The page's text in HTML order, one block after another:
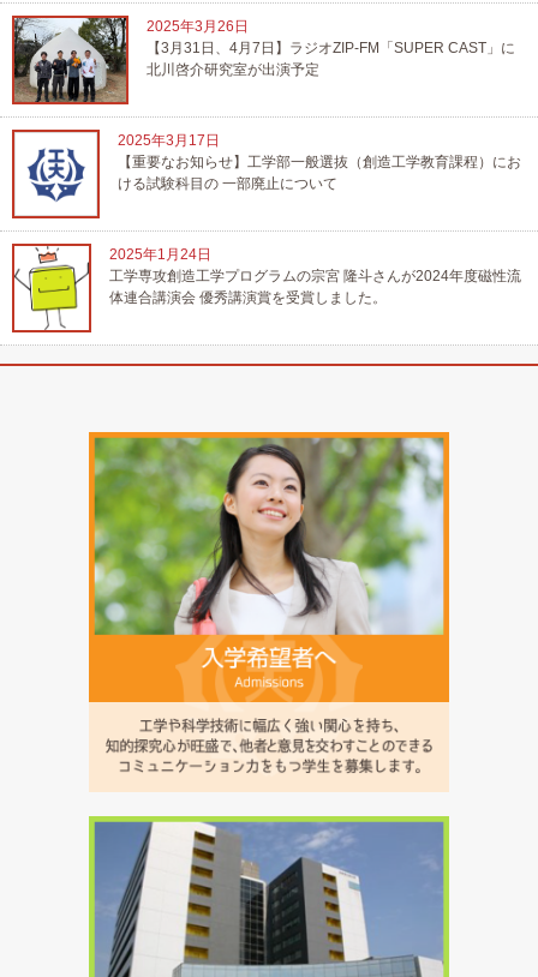
2025年3月26日
【3月31日、4月7日】ラジオZIP-FM「SUPER CAST」に
北川啓介研究室が出演予定
2025年3月17日
【重要なお知らせ】工学部一般選抜（創造工学教育課程）にお
ける試験科目の 一部廃止について
2025年1月24日
工学専攻創造工学プログラムの宗宮 隆斗さんが2024年度磁性流
体連合講演会 優秀講演賞を受賞しました。